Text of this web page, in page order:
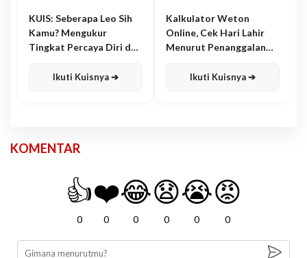
KUIS: Seberapa Leo Sih
Kamu? Mengukur
Tingkat Percaya Diri dan
Ikuti Kuisnya ➔
Kalkulator Weton
Online, Cek Hari Lahir
Menurut Penanggalan
Ikuti Kuisnya ➔
KOMENTAR
👍
0
❤️
0
😂
0
😧
0
😭
0
😡
0